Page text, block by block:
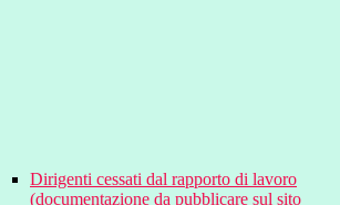
Dirigenti cessati dal rapporto di lavoro
(documentazione da pubblicare sul sito